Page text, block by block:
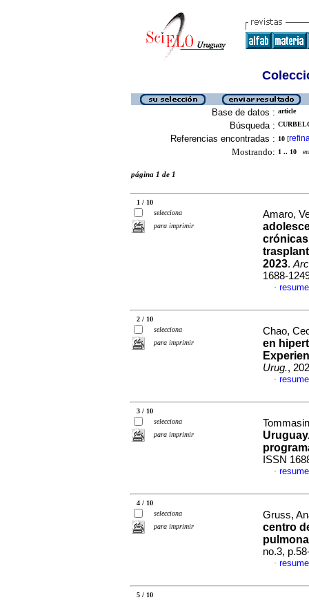
Base de datos : article
Búsqueda :
Referencias encontradas : 10 [
Mostrando: 1 .. 10 en
página 1 de 1
1 / 10
selecciona
para imprimir
Amaro,
2023.
1688-
·
2 / 10
selecciona
para imprimir
Chao,
en
Urug.,
·
3 / 10
selecciona
para imprimir
ISSN
·
4 / 10
selecciona
para imprimir
Gruss,
centro
no.3,
·
5 / 10